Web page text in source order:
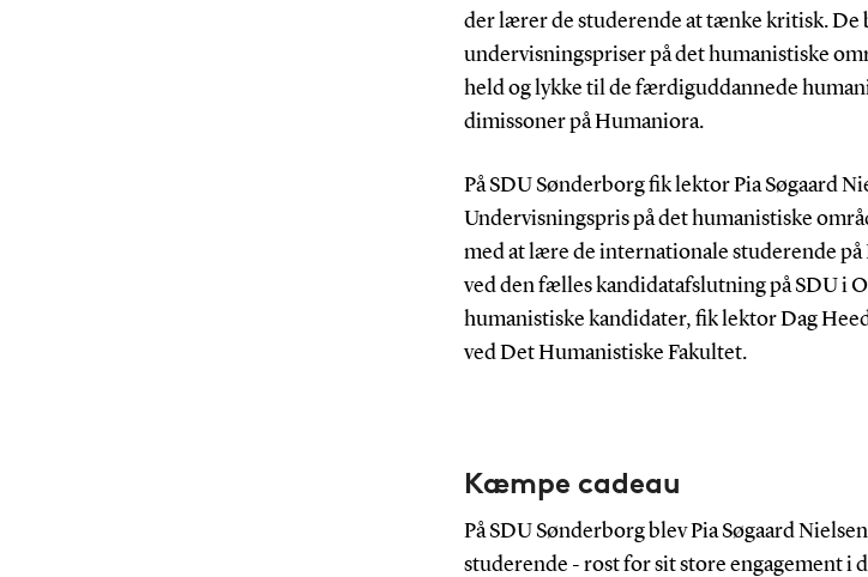
der lærer de studerende at tænke kritisk. De
undervisningspriser på det humanistiske
held og lykke til de færdiguddannede
dimissoner på Humaniora.
På SDU Sønderborg fik lektor Pia Søgaard
Undervisningspris på det humanistiske
med at lære de internationale studerende
ved den fælles kandidatafslutning på SDU i
humanistiske kandidater, fik lektor Dag
ved Det Humanistiske Fakultet.
Kæmpe cadeau
På SDU Sønderborg blev Pia Søgaard
studerende - rost for sit store engagement i